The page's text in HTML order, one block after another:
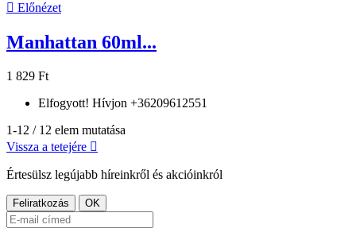
 Előnézet
Manhattan 60ml...
1 829 Ft
Elfogyott! Hívjon +36209612551
1-12 / 12 elem mutatása
Vissza a tetejére 
Értesülsz legújabb híreinkről és akcióinkról